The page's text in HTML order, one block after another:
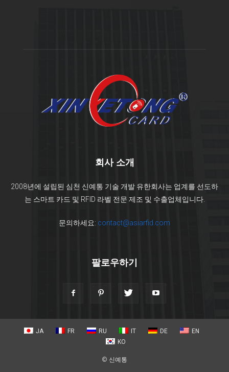
회사 소개
2008년에 설립된 심천 신예통 기술 개발 유한회사는 업계를 선도하
는 스마트 카드 및 RFID 라벨 전문 제조 및 수출업체입니다.
문의하세요: contact@asiarfid.com
팔로우하기
JA FR RU IT DE
EN
KO
© 신예통